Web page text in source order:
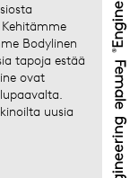
Bodylinen
tapoja estää
ovat
uusia